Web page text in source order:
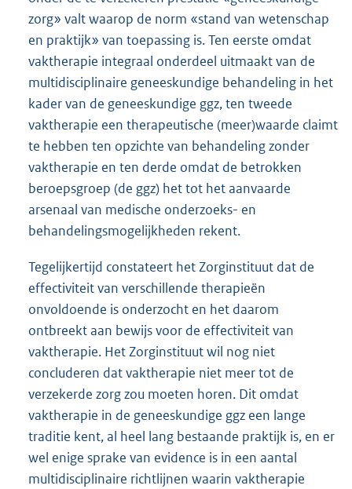
zorg» valt waarop de norm «stand van wetenschap
en praktijk» van toepassing is. Ten eerste omdat
vaktherapie integraal onderdeel uitmaakt van de
multidisciplinaire geneeskundige behandeling in het
kader van de geneeskundige ggz, ten tweede
vaktherapie een therapeutische (meer)waarde claimt
te hebben ten opzichte van behandeling zonder
vaktherapie en ten derde omdat de betrokken
beroepsgroep (de ggz) het tot het aanvaarde
arsenaal van medische onderzoeks- en
behandelingsmogelijkheden rekent.
Tegelijkertijd constateert het Zorginstituut dat de
effectiviteit van verschillende therapieën
onvoldoende is onderzocht en het daarom
ontbreekt aan bewijs voor de effectiviteit van
vaktherapie. Het Zorginstituut wil nog niet
concluderen dat vaktherapie niet meer tot de
verzekerde zorg zou moeten horen. Dit omdat
vaktherapie in de geneeskundige ggz een lange
traditie kent, al heel lang bestaande praktijk is, en er
wel enige sprake van evidence is in een aantal
multidisciplinaire richtlijnen waarin vaktherapie